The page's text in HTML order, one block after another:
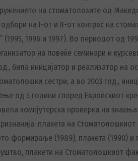
на стоматолозите од
на I-от и II-от конгрес на
1996 и 1997). Во периодот од
на повеќе семинари и
била иницијатор и реализатор на
сестри, а во 2003 год.,
од 5 години според Европскиот
компјутерска проверка на
плакета на
формирање (1989), плакета (1990) и
плакети на Стоматолошкиот